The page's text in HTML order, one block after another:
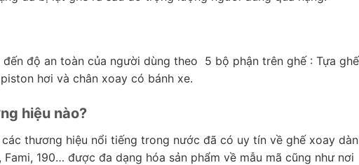
độ an toàn của người dùng theo 5 bộ phận trên ghế : Tựa
hơi và chân xoay có bánh xe.
hiệu nào?
thương hiệu nổi tiếng trong nước đã có uy tín về ghế xoay
190… được đa dạng hóa sản phẩm về mẫu mã cũng như nơi